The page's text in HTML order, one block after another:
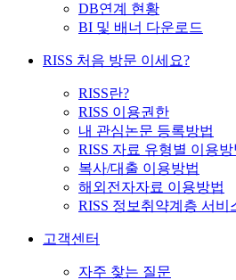
DB연계 현황
BI 및 배너 다운로드
RISS 처음 방문 이세요?
RISS란?
RISS 이용권한
내 관심논문 등록방법
RISS 자료 유형별 이용방
복사/대출 이용방법
해외전자자료 이용방법
RISS 정보취약계층 서비
고객센터
자주 찾는 질문